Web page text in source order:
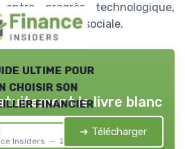
entre progrès technologique,
responsabilité sociale.
ultime pour
choisir son
financier
Insiders — 2026
le livre blanc
➔ Télécharger